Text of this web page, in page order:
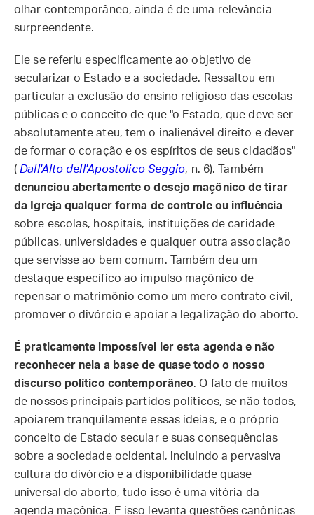
olhar contemporâneo, ainda é de uma relevância
surpreendente.
Ele se referiu especificamente ao objetivo de
secularizar o Estado e a sociedade. Ressaltou em
particular a exclusão do ensino religioso das escolas
públicas e o conceito de que "o Estado, que deve ser
absolutamente ateu, tem o inalienável direito e dever
de formar o coração e os espíritos de seus cidadãos"
( Dall'Alto dell'Apostolico Seggio, n. 6). Também
denunciou abertamente o desejo maçônico de tirar
da Igreja qualquer forma de controle ou influência
sobre escolas, hospitais, instituições de caridade
públicas, universidades e qualquer outra associação
que servisse ao bem comum. Também deu um
destaque específico ao impulso maçônico de
repensar o matrimônio como um mero contrato civil,
promover o divórcio e apoiar a legalização do aborto.
É praticamente impossível ler esta agenda e não
reconhecer nela a base de quase todo o nosso
discurso político contemporâneo. O fato de muitos
de nossos principais partidos políticos, se não todos,
apoiarem tranquilamente essas ideias, e o próprio
conceito de Estado secular e suas consequências
sobre a sociedade ocidental, incluindo a pervasiva
cultura do divórcio e a disponibilidade quase
universal do aborto, tudo isso é uma vitória da
agenda maçônica. E isso levanta questões canônicas